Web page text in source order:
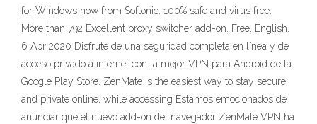
for Windows now from Softonic: 100% safe and virus free.
More than 792 Excellent proxy switcher add-on. Free. English.
6 Abr 2020 Disfrute de una seguridad completa en línea y de
acceso privado a internet con la mejor VPN para Android de la
Google Play Store. ZenMate is the easiest way to stay secure
and private online, while accessing Estamos emocionados de
anunciar que el nuevo add-on del navegador ZenMate VPN ha